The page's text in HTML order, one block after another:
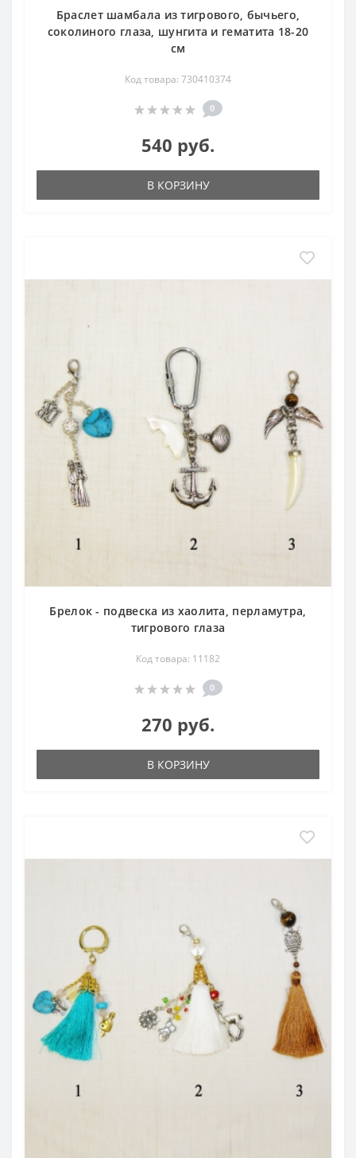
Браслет шамбала из тигрового, бычьего,
соколиного глаза, шунгита и гематита 18-20
см
Код товара: 730410374
0
540 руб.
В КОРЗИНУ
Брелок - подвеска из хаолита, перламутра,
тигрового глаза
Код товара: 11182
0
270 руб.
В КОРЗИНУ